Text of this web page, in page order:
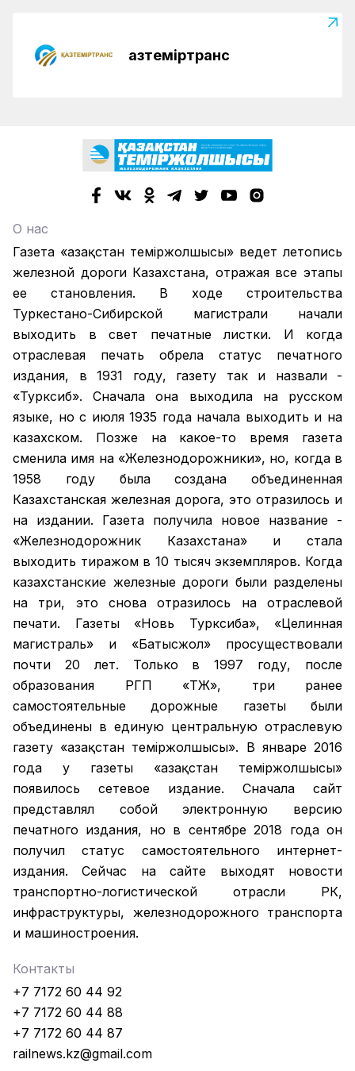
Қазтеміртранс
О нас
Газета «Қазақстан теміржолшысы» ведет летопись
железной дороги Казахстана, отражая все этапы
ее становления. В ходе строительства
Туркестано-Сибирской магистрали начали
выходить в свет печатные листки. И когда
отраслевая печать обрела статус печатного
издания, в 1931 году, газету так и назвали -
«Турксиб». Сначала она выходила на русском
языке, но с июля 1935 года начала выходить и на
казахском. Позже на какое-то время газета
сменила имя на «Железнодорожники», но, когда в
1958 году была создана объединенная
Казахстанская железная дорога, это отразилось и
на издании. Газета получила новое название -
«Железнодорожник Казахстана» и стала
выходить тиражом в 10 тысяч экземпляров. Когда
казахстанские железные дороги были разделены
на три, это снова отразилось на отраслевой
печати. Газеты «Новь Турксиба», «Целинная
магистраль» и «Батысжол» просуществовали
почти 20 лет. Только в 1997 году, после
образования РГП «ҚТЖ», три ранее
самостоятельные дорожные газеты были
объединены в единую центральную отраслевую
газету «Қазақстан темiржолшысы». В январе 2016
года у газеты «Қазақстан теміржолшысы»
появилось сетевое издание. Сначала сайт
представлял собой электронную версию
печатного издания, но в сентябре 2018 года он
получил статус самостоятельного интернет-
издания. Сейчас на сайте выходят новости
транспортно-логистической отрасли РК,
инфраструктуры, железнодорожного транспорта
и машиностроения.
Контакты
+7 7172 60 44 92
+7 7172 60 44 88
+7 7172 60 44 87
railnews.kz@gmail.com